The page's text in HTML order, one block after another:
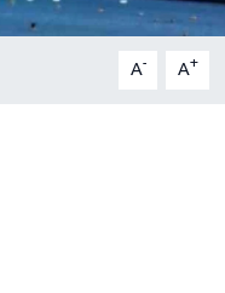
A- A+